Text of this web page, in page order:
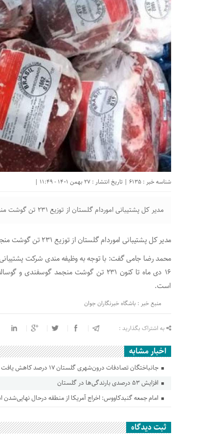
شناسه خبر : 6135 | تاریخ انتشار : 27 بهمن 1401 - 11:49 |
مدیر کل پشتیبانی اموردام گلستان از توزیع ۲۳۱ تن گوشت منجمد گوسفندی و گوساله در استان خبر داد.
مدیر کل پشتیبانی اموردام گلستان از توزیع ۲۳۱ تن گوشت منجمد گوسفندی و گوساله در استان خبر داد.
محمد رضا جامی گفت: با توجه به وظیفه مندی شرکت پشتیبانی
۱۶ دی ماه تا کنون ۲۳۱ تن گوشت منجمد
است.
منبع خبر : باشگاه خبرنگاران جوان
به اشتراک بگذارید :
اخبار مشابه
جانباختگان تصادفات درون‌شهری گلستان ۱۷ درصد کاهش یافت
افزایش ۵۳ درصدی بارندگی‌ها در گلستان
امام جمعه گنبدکاووس: اخراج آمریکا از منطقه درحال
ثبت دیدگاه